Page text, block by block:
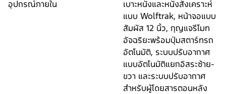
อุปกรณ์ภายใน
เบาะหนังและหนังสังเคราะห์
แบบ Wolftrak, หน้าจอแบบ
สัมผัส 12 นิ้ว, กุญแจรีโมท
อัจฉริยะพร้อมปุ่มสตาร์ทรถ
อัตโนมัติ, ระบบปรับอากาศ
แบบอัตโนมัติแยกอิสระซ้าย-
ขวา และระบบปรับอากาศ
สำหรับผู้โดยสารตอนหลัง